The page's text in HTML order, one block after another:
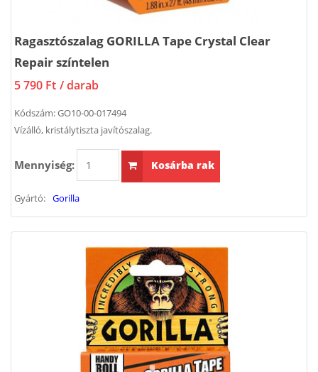
Ragasztószalag GORILLA Tape Crystal Clear
Repair színtelen
5 790 Ft / darab
Kódszám:GO10-00-017494
Vízálló, kristálytiszta javítószalag.
Mennyiség: Kosárba rak
Gyártó: Gorilla